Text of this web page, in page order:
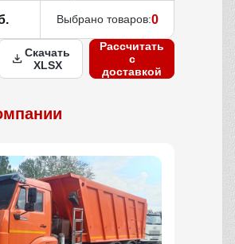
Выбрано товаров:0
Скачать
XLSX
Рассчитать
с
доставкой